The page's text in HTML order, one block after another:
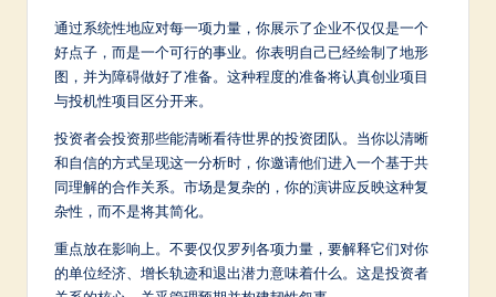
通过系统性地应对每一项力量，你展示了企业不仅仅是一个
好点子，而是一个可行的事业。你表明自己已经绘制了地形
图，并为障碍做好了准备。这种程度的准备将认真创业项目
与投机性项目区分开来。
投资者会投资那些能清晰看待世界的投资团队。当你以清晰
和自信的方式呈现这一分析时，你邀请他们进入一个基于共
同理解的合作关系。市场是复杂的，你的演讲应反映这种复
杂性，而不是将其简化。
重点放在影响上。不要仅仅罗列各项力量，要解释它们对你
的单位经济、增长轨迹和退出潜力意味着什么。这是投资者